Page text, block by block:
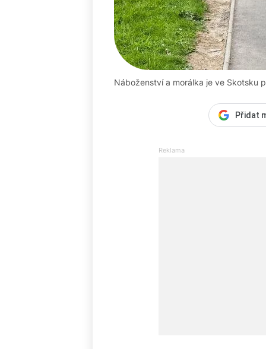
Náboženství a morálka je ve Skotsku
Přidat